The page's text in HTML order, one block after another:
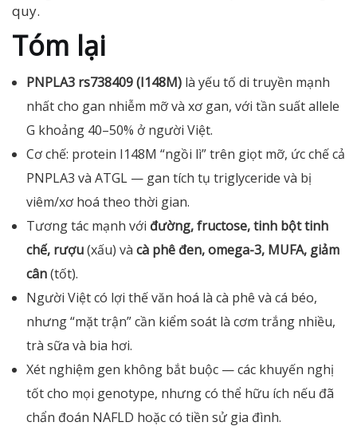
quy.
Tóm lại
PNPLA3 rs738409 (I148M) là yếu tố di truyền mạnh
nhất cho gan nhiễm mỡ và xơ gan, với tần suất allele
G khoảng 40–50% ở người Việt.
Cơ chế: protein I148M “ngồi lì” trên giọt mỡ, ức chế cả
PNPLA3 và ATGL — gan tích tụ triglyceride và bị
viêm/xơ hoá theo thời gian.
Tương tác mạnh với đường, fructose, tinh bột tinh
chế, rượu(xấu) và cà phê đen, omega-3, MUFA, giảm
cân(tốt).
Người Việt có lợi thế văn hoá là cà phê và cá béo,
nhưng “mặt trận” cần kiểm soát là cơm trắng nhiều,
trà sữa và bia hơi.
Xét nghiệm gen không bắt buộc — các khuyến nghị
tốt cho mọi genotype, nhưng có thể hữu ích nếu đã
chẩn đoán NAFLD hoặc có tiền sử gia đình.